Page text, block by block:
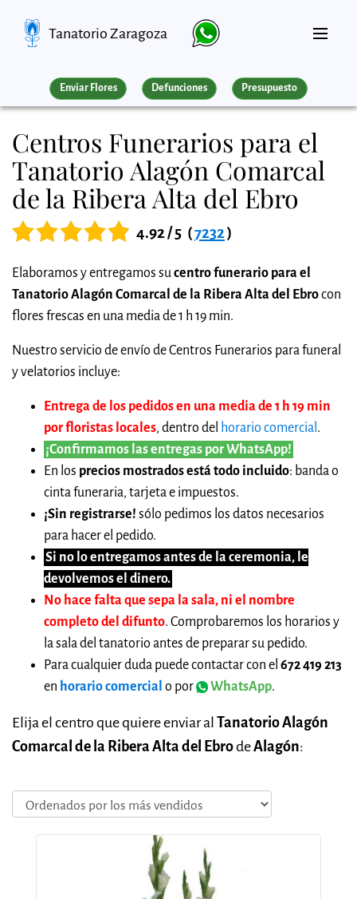
Tanatorio Zaragoza
Enviar Flores Defunciones Presupuesto
Centros Funerarios para el
Tanatorio Alagón Comarcal
de la Ribera Alta del Ebro
4.92 / 5 (7232)
Elaboramos y entregamos sucentro funerario para el
Tanatorio Alagón Comarcal de la Ribera Alta del Ebrocon
flores frescas en una media de 1 h 19 min.
Nuestro servicio de envío de Centros Funerarios para funeral
y velatorios incluye:
Entrega de los pedidos en una media de 1 h 19 min
por floristas locales, dentro del horario comercial .
¡Confirmamos las entregas por WhatsApp!
En los precios mostrados está todo incluido: banda o
cinta funeraria, tarjeta e impuestos.
¡Sin registrarse! sólo pedimos los datos necesarios
para hacer el pedido.
Si no lo entregamos antes de la ceremonia, le
devolvemos el dinero.
No hace falta que sepa la sala, ni el nombre
completo del difunto. Comprobaremos los horarios y
la sala del tanatorio antes de preparar su pedido.
Para cualquier duda puede contactar con el 672 419 213
en horario comercial o por WhatsApp.
Elija el centro que quiere enviar al Tanatorio Alagón
Comarcal de la Ribera Alta del EbrodeAlagón: